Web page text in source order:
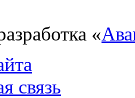
«
связь